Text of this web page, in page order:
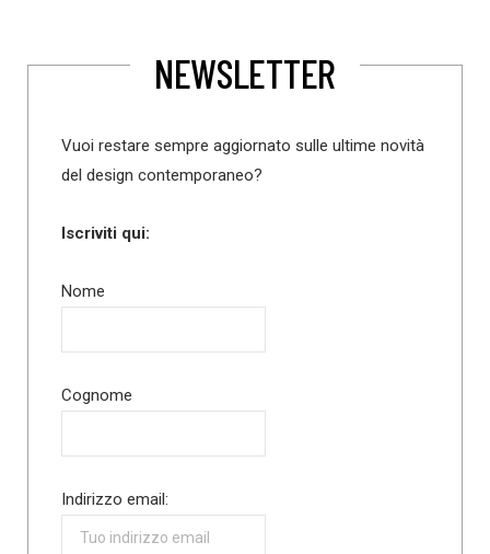
NEWSLETTER
Vuoi restare sempre aggiornato sulle ultime novità
del design contemporaneo?
Iscriviti qui:
Nome
Cognome
Indirizzo email: